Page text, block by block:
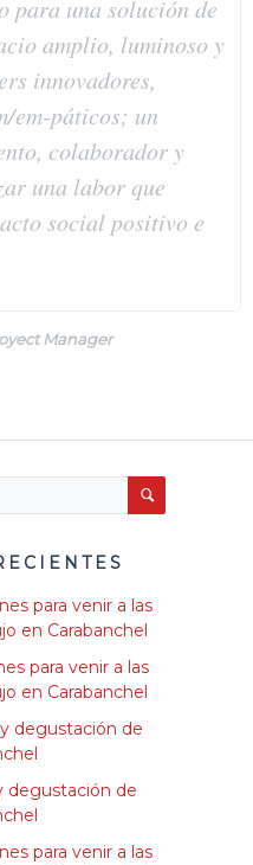
para una solución de
amplio, luminoso y
innovadores,
em-páticos; un
colaborador y
una labor que
social positivo e
Manager
para venir a las
en Carabanchel
para venir a las
en Carabanchel
degustación de
degustación de
para venir a las